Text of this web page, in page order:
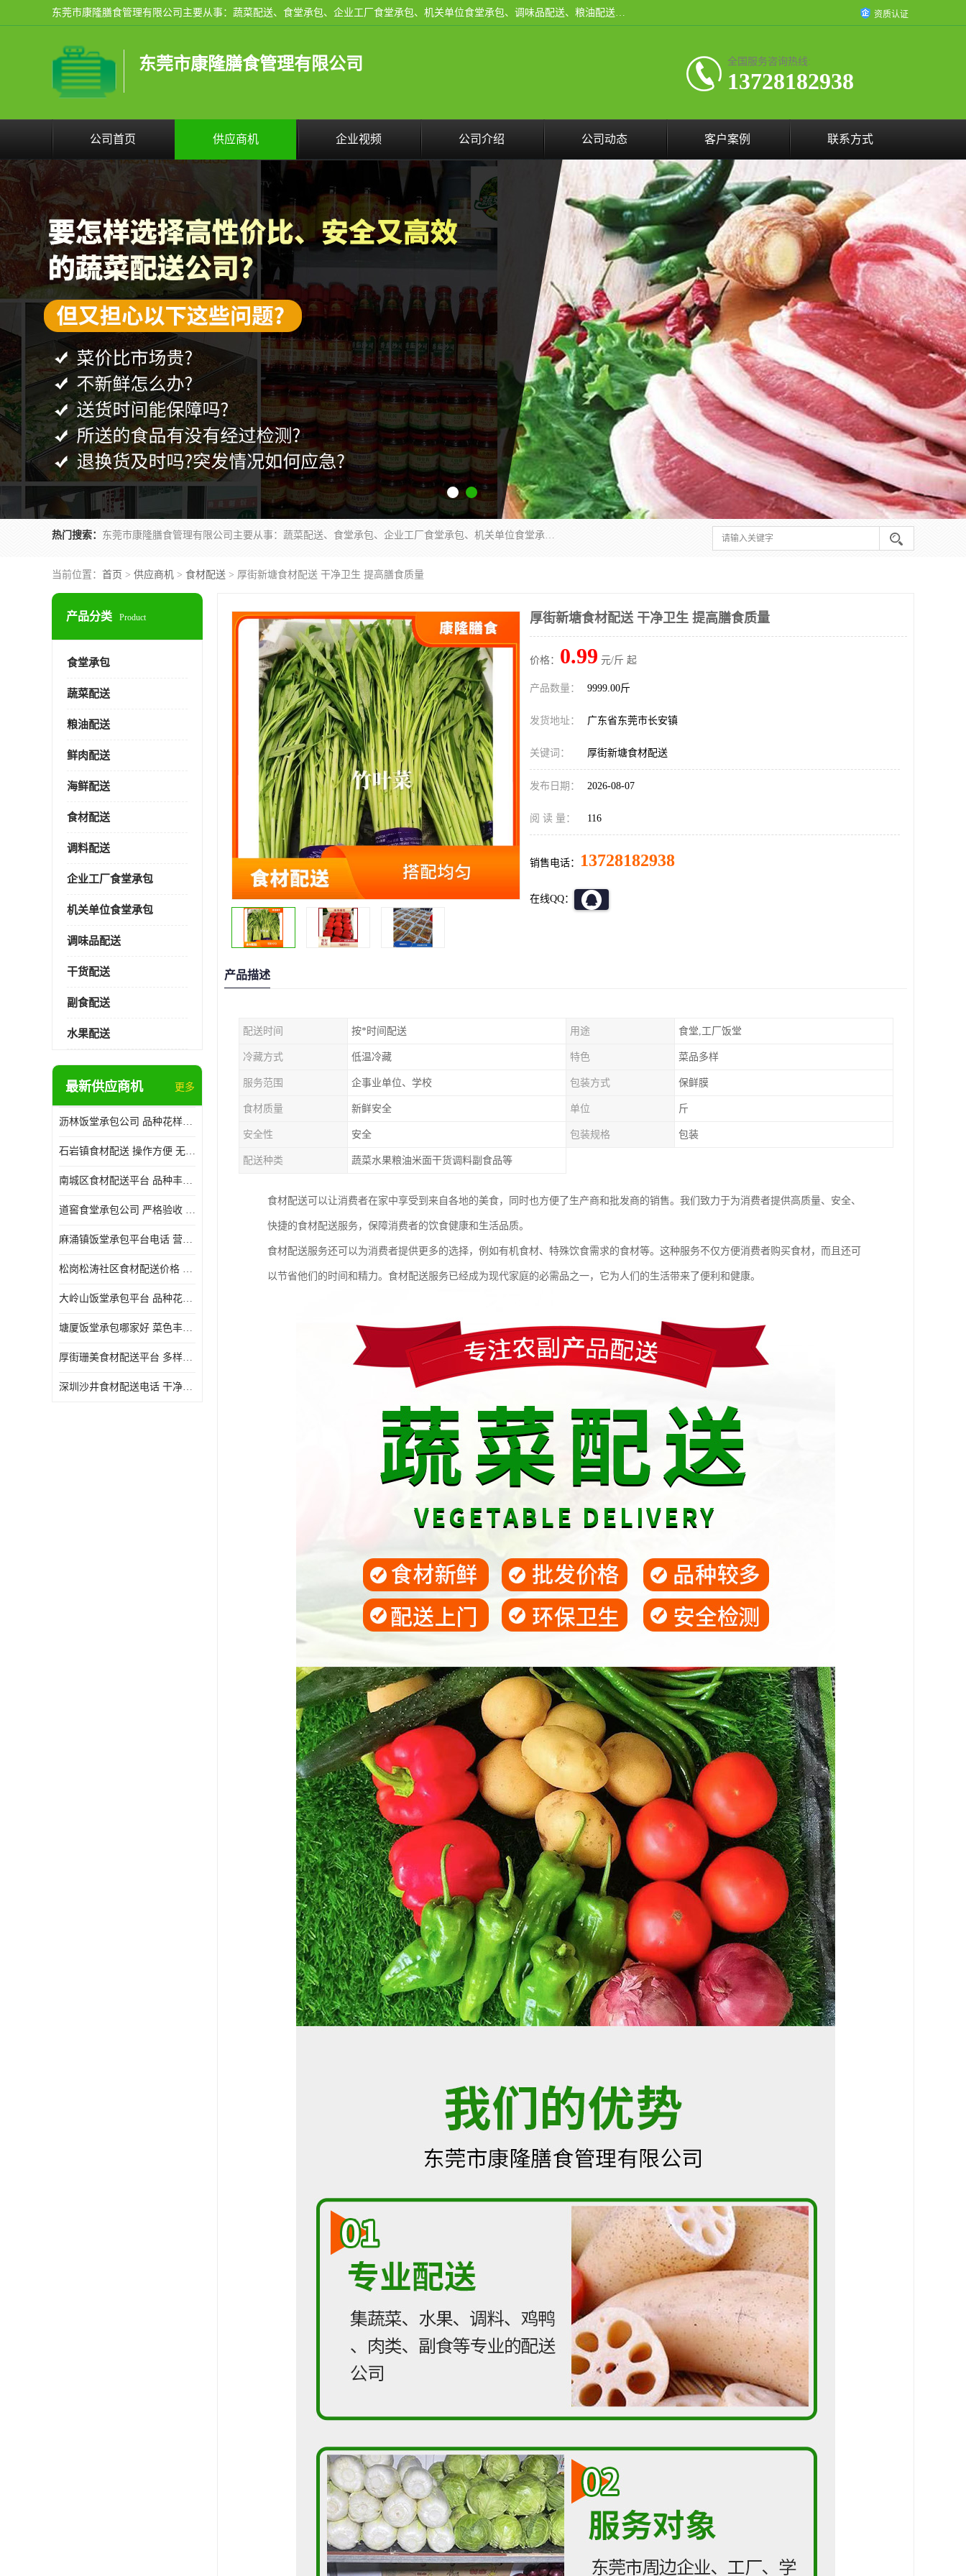
东莞市康隆膳食管理有限公司主要从事：蔬菜配送、食堂承包、企业工厂食堂承包、机关单位食堂承包、调味品配送、粮油配送、干货配送、副食配送、水果配送、海鲜配送等业务，东莞蔬菜配送电话，咨询在线客服。 资质认证
东莞市康隆膳食管理有限公司 全国服务咨询热线:
13728182938
公司首页 供应商机 企业视频 公司介绍 公司动态 客户案例 联系方式
热门搜索： 东莞市康隆膳食管理有限公司主要从事：蔬菜配送、食堂承包、企业工厂食堂承包、机关单位食堂承包、调味品配送、粮油配送、干货配送、副食配送、水果配送、海鲜配送等业务，东莞蔬菜配送电话，咨询在线客服。
当前位置： 首页 > 供应商机 > 食材配送 > 厚街新塘食材配送 干净卫生 提高膳食质量
产品分类 Product
食堂承包
蔬菜配送
粮油配送
鲜肉配送
海鲜配送
食材配送
调料配送
企业工厂食堂承包
机关单位食堂承包
调味品配送
干货配送
副食配送
水果配送
最新供应商机 更多
沥林饭堂承包公司 品种花样丰富 提高员工饮食质量
石岩镇食材配送 操作方便 无需亲自管理
南城区食材配送平台 品种丰富 配送时间较短
道窖食堂承包公司 严格验收 维持供膳品质稳定
麻涌镇饭堂承包平台电话 营养均衡 定期推出新菜式
松岗松涛社区食材配送价格 搭配均匀 菜式品种类别多
大岭山饭堂承包平台 品种花样丰富 定期推出新菜式
塘厦饭堂承包哪家好 菜色丰富 大幅度降低食材成本
厚街珊美食材配送平台 多样化选择 提高膳食质量
深圳沙井食材配送电话 干净卫生 无需亲自管理
厚街新塘食材配送 干净卫生 提高膳食质量
价格： 0.99 元/斤 起
产品数量： 9999.00斤
发货地址： 广东省东莞市长安镇
关键词： 厚街新塘食材配送
发布日期： 2026-08-07
阅 读 量： 116
销售电话： 13728182938
在线QQ：
产品描述
配送时间 按*时间配送 用途 食堂,工厂饭堂
冷藏方式 低温冷藏 特色 菜品多样
服务范围 企事业单位、学校 包装方式 保鲜膜
食材质量 新鲜安全 单位 斤
安全性 安全 包装规格 包装
配送种类 蔬菜水果粮油米面干货调料副食品等
食材配送可以让消费者在家中享受到来自各地的美食，同时也方便了生产商和批发商的销售。我们致力于为消费者提供高质量、安全、
快捷的食材配送服务，保障消费者的饮食健康和生活品质。
食材配送服务还可以为消费者提供更多的选择，例如有机食材、特殊饮食需求的食材等。这种服务不仅方便消费者购买食材，而且还可
以节省他们的时间和精力。食材配送服务已经成为现代家庭的必需品之一，它为人们的生活带来了便利和健康。